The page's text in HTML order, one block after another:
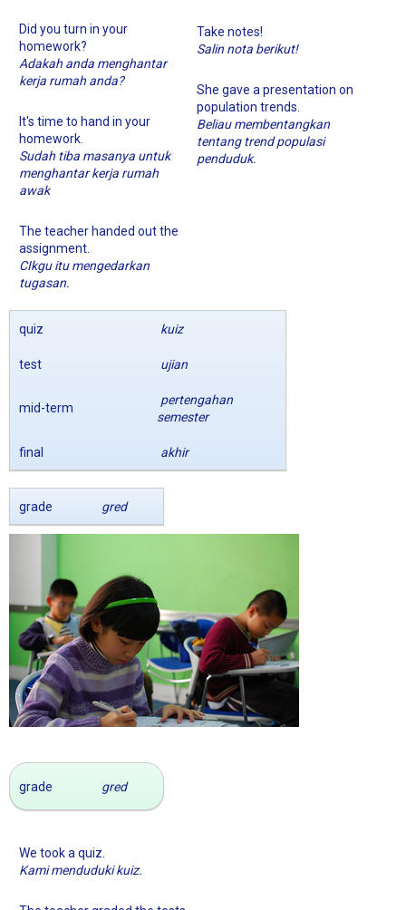
Did you turn in your
homework?
Adakah anda menghantar
kerja rumah anda?
It's time to hand in your
homework.
Sudah tiba masanya untuk
menghantar kerja rumah
awak
The teacher handed out the
assignment.
CIkgu itu mengedarkan
tugasan.
Take notes!
Salin nota berikut!
She gave a presentation on
population trends.
Beliau membentangkan
tentang trend populasi
penduduk.
quiz kuiz
test ujian
mid-term
pertengahan
semester
final akhir
grade gred
grade gred
We took a quiz.
Kami menduduki kuiz.